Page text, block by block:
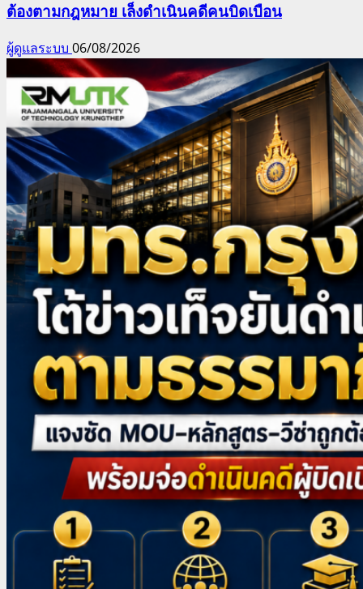
ต้องตามกฎหมาย เล็งดำเนินคดีคนบิดเบือน
ผู้ดูแลระบบ 06/08/2026